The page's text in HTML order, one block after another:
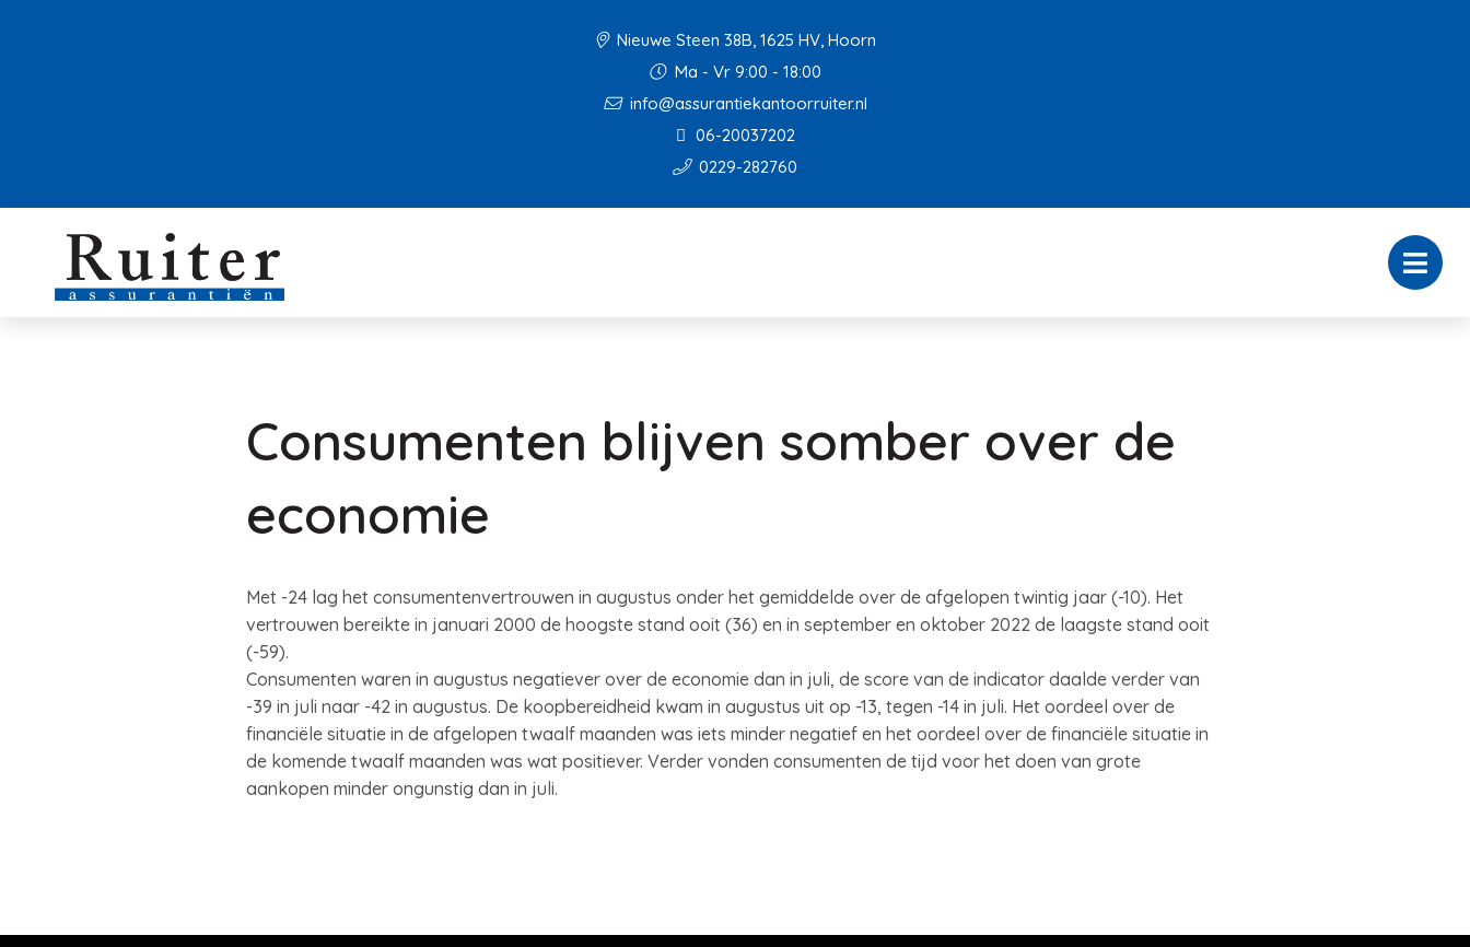
Nieuwe Steen 38B, 1625 HV, Hoorn
Ma - Vr 9:00 - 18:00
info@assurantiekantoorruiter.nl
06-20037202
0229-282760
Consumenten blijven somber over de
economie
Met -24 lag het consumentenvertrouwen in augustus onder het gemiddelde over de afgelopen twintig jaar (-10). Het
vertrouwen bereikte in januari 2000 de hoogste stand ooit (36) en in september en oktober 2022 de laagste stand ooit
(-59).
Consumenten waren in augustus negatiever over de economie dan in juli, de score van de indicator daalde verder van
-39 in juli naar -42 in augustus. De koopbereidheid kwam in augustus uit op -13, tegen -14 in juli. Het oordeel over de
financiële situatie in de afgelopen twaalf maanden was iets minder negatief en het oordeel over de financiële situatie in
de komende twaalf maanden was wat positiever. Verder vonden consumenten de tijd voor het doen van grote
aankopen minder ongunstig dan in juli.